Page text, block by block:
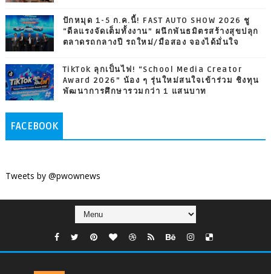
ปักหมุด 1-5 ก.ค.นี้! FAST AUTO SHOW 2026 ชู
“ดีลแรงจัดเต็มทั้งงาน” ผนึกพันธมิตรสร้างสุขปลุก
ตลาดรถกลางปี รถใหม่/มือสอง จองได้มั่นใจ
TikTok ลุกเป็นไฟ! “School Media Creator
Award 2026” น้อง ๆ รุ่นใหม่สนใจเข้าร่วม ชิงทุน
พัฒนาการศึกษารวมกว่า 1 แสนบาท
FACEBOOK
Tweets by @pwownews